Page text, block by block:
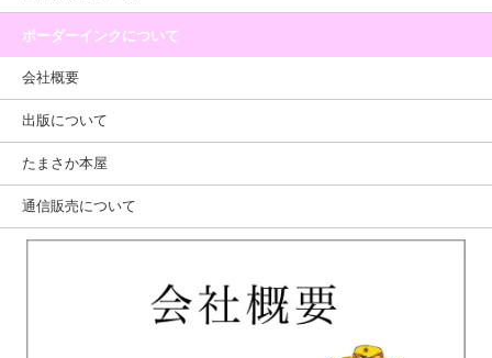
ボーダーインクについて
会社概要
出版について
たまさか本屋
通信販売について